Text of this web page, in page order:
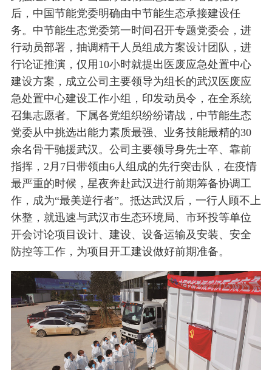
后，中国节能党委明确由中节能生态承接建设任
务。中节能生态党委第一时间召开专题党委会，进
行动员部署，抽调精干人员组成方案设计团队，进
行论证推演，仅用10小时就提出医废应急处置中心
建设方案，成立公司主要领导为组长的武汉医废应
急处置中心建设工作小组，印发动员令，在全系统
召集志愿者。下属各党组织纷纷请战，中节能生态
党委从中挑选出能力素质最强、业务技能最精的30
余名骨干驰援武汉。公司主要领导身先士卒、靠前
指挥，2月7日带领由6人组成的先行突击队，在疫情
最严重的时候，星夜奔赴武汉进行前期筹备协调工
作，成为“最美逆行者”。抵达武汉后，一行人顾不上
休整，就迅速与武汉市生态环境局、市环投等单位
开会讨论项目设计、建设、设备运输及安装、安全
防控等工作，为项目开工建设做好前期准备。